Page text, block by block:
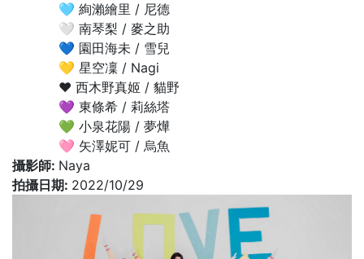
🩵 絢瀨繪里 / 尼德
🤍 南琴梨 / 麥之助
💙 園田海未 / 雪兒
💛 星空凜 / Nagi
❤️ 西木野真姬 / 貓野
💜 東條希 / 莉絲塔
💚 小泉花陽 / 夢燁
🩷 矢澤妮可 / 烏魚
攝影師: Naya
拍攝日期: 2022/10/29